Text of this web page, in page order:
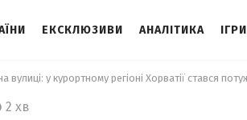
ЕКСКЛЮЗИВИ АНАЛІТИКА ІГРИ
2 хв